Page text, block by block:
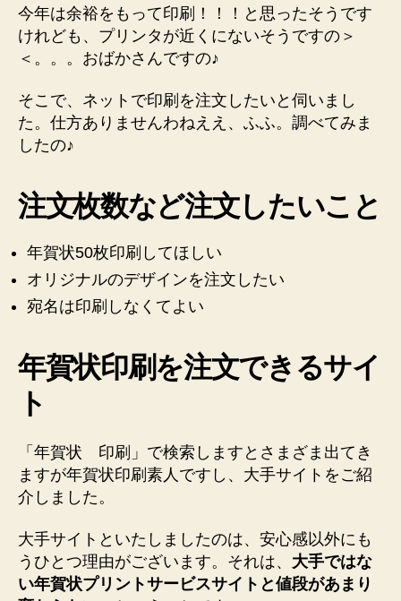
JAPAN
年
賀
に
注
文
ま
で
ー
ト
♪
へ
今年は余裕をもって印刷！！！と思ったそうです
けれども、プリンタが近くにないそうですの＞
＜。。。おばかさんですの♪
そこで、ネットで印刷を注文したいと伺いまし
た。仕方ありませんわねええ、ふふ。調べてみま
したの♪
注文枚数など注文したいこと
年賀状50枚印刷してほしい
オリジナルのデザインを注文したい
宛名は印刷しなくてよい
年賀状印刷を注文できるサイ
ト
「年賀状 印刷」で検索しますとさまざま出てき
ますが年賀状印刷素人ですし、大手サイトをご紹
介しました。
大手サイトといたしましたのは、安心感以外にも
うひとつ理由がございます。それは、 大手ではな
い年賀状プリントサービスサイトと値段があまり